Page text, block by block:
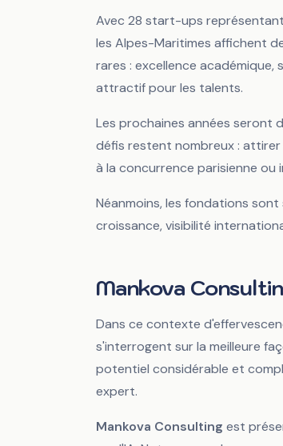
Avec 28 start-ups
les Alpes-Maritimes affichent
rares : excellence
attractif pour les talents.
Les prochaines années seront
défis restent nombreux :
à la concurrence parisienne
Néanmoins, les fondations
croissance, visibilité
Mankova
Dans ce contexte
s'interrogent sur la meilleure
potentiel considérable et
expert.
Mankova Consulting est